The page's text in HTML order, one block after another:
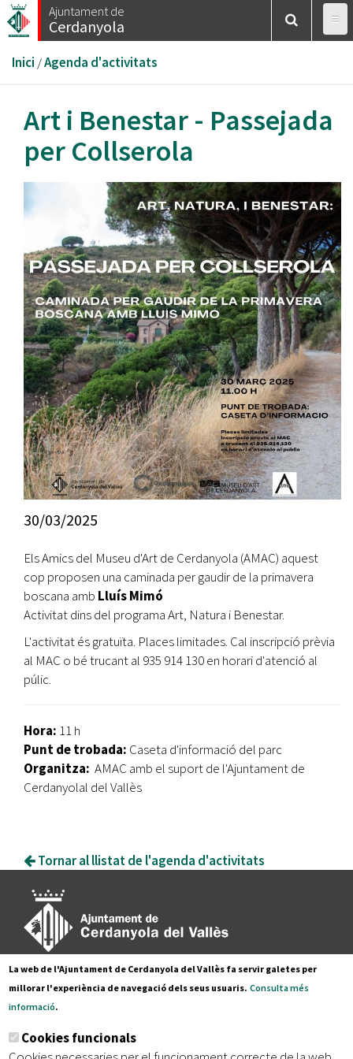
Vés
al
Ajuntament de
Cerdanyola
Esteu
aquí
Inici /Agenda d'activitats
Art i Benestar - Passejada
per Collserola
30/03/2025
Els Amics del Museu d'Art de Cerdanyola (AMAC) aquest
cop proposen una caminada per gaudir de la primavera
boscana amb Lluís Mimó
Activitat dins del programa Art, Natura i Benestar.
L'activitat és gratuïta. Places limitades. Cal inscripció prèvia
al MAC o bé trucant al 935 914 130 en horari d'atenció al
púlic.
Hora: 11 h
Punt de trobada: Caseta d'informació del parc
Organitza: AMAC amb el suport de l'Ajuntament de
Cerdanyolal del Vallès
Tornar al llistat de l'agenda d'activitats
Pl. Francesc Layret, s/n
08290 Cerdanyola del Vallès,
Tel. 935 80 88 88
Segueix-nos a:
La web de l'Ajuntament de Cerdanyola del Vallès fa servir galetes per
millorar l'experiència de navegació dels seus usuaris. Consulta més
informació.
Cookies funcionals